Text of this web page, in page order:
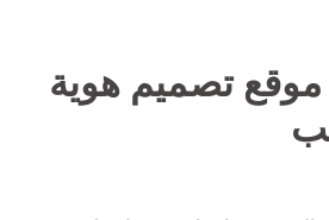
موقع تصميم هوية